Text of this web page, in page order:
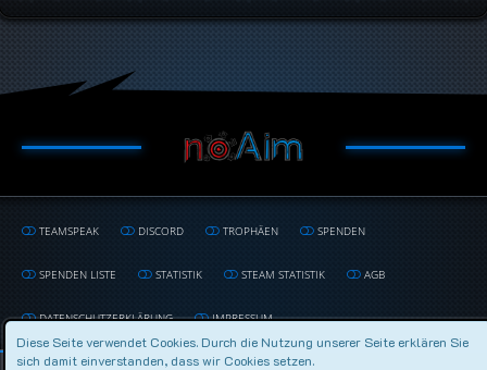
TEAMSPEAK DISCORD TROPHÄEN SPENDEN
SPENDEN LISTE STATISTIK STEAM STATISTIK AGB
DATENSCHUTZERKLÄRUNG IMPRESSUM
Diese Seite verwendet Cookies. Durch die Nutzung unserer Seite erklären Sie
sich damit einverstanden, dass wir Cookies setzen.